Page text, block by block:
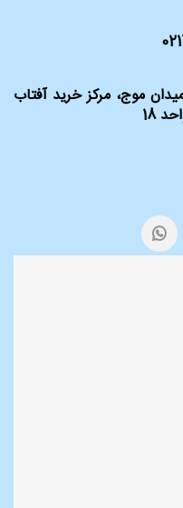
موج، مرکز خرید آفتاب
18